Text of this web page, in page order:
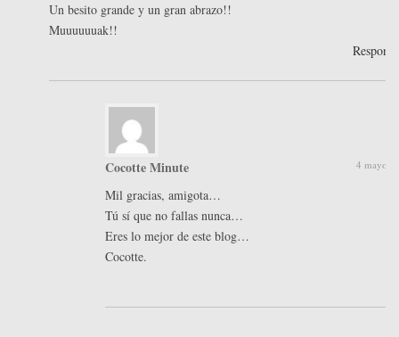
Un besito grande y un gran abrazo!!
Muuuuuuak!!
Cocotte Minute 4 mayo,
Mil gracias, amigota…
Tú sí que no fallas nunca…
Eres lo mejor de este blog…
Cocotte.